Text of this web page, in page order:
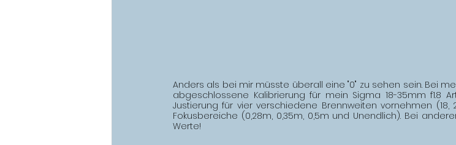
Anders als bei mir müsste überall eine "0" zu sehen sein. Bei
abgeschlossene Kalibrierung für mein Sigma 18-35mm f1.8
Justierung für vier verschiedene Brennweiten vornehmen
Fokusbereiche (0,28m, 0,35m, 0,5m und Unendlich). Bei
Werte!